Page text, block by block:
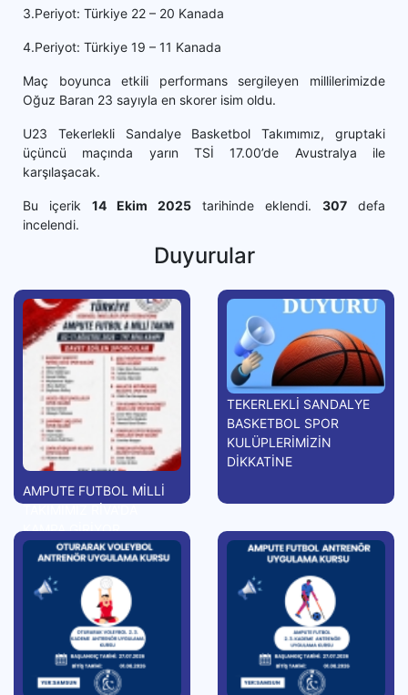
3.Periyot: Türkiye 22 – 20 Kanada
4.Periyot: Türkiye 19 – 11 Kanada
Maç boyunca etkili performans sergileyen millilerimizde
Oğuz Baran 23 sayıyla en skorer isim oldu.
U23 Tekerlekli Sandalye Basketbol Takımımız, gruptaki
üçüncü maçında yarın TSİ 17.00’de Avustralya ile
karşılaşacak.
Bu içerik 14 Ekim 2025 tarihinde eklendi. 307 defa
incelendi.
Duyurular
AMPUTE FUTBOL MİLLİ
KAMPA GİRİYOR
TEKERLEKLİ SANDALYE
BASKETBOL SPOR
KULÜPLERİMİZİN
DİKKATİNE